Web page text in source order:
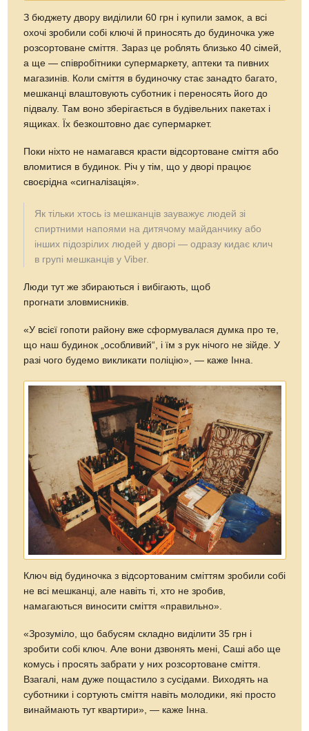
З бюджету двору виділили 60 грн і купили замок, а всі
охочі зробили собі ключі й приносять до будиночка уже
розсортоване сміття. Зараз це роблять близько 40 сімей,
а ще — співробітники супермаркету, аптеки та пивних
магазинів. Коли сміття в будиночку стає занадто багато,
мешканці влаштовують суботник і переносять його до
підвалу. Там воно зберігається в будівельних пакетах і
ящиках. Їх безкоштовно дає супермаркет.
Поки ніхто не намагався красти відсортоване сміття або
вломитися в будинок. Річ у тім, що у дворі працює
своєрідна «сигналізація».
Як тільки хтось із мешканців зауважує людей зі
спиртними напоями на дитячому майданчику або
інших підозрілих людей у дворі — одразу кидає клич
в групі мешканців у Viber.
Люди тут же збираються і вибігають, щоб
прогнати зловмисників.
«У всієї гопоти району вже сформувалася думка про те,
що наш будинок „особливий“, і їм з рук нічого не зійде. У
разі чого будемо викликати поліцію», — каже Інна.
Ключ від будиночка з відсортованим сміттям зробили собі
не всі мешканці, але навіть ті, хто не зробив,
намагаються виносити сміття «правильно».
«Зрозуміло, що бабусям складно виділити 35 грн і
зробити собі ключ. Але вони дзвонять мені, Саші або ще
комусь і просять забрати у них розсортоване сміття.
Взагалі, нам дуже пощастило з сусідами. Виходять на
суботники і сортують сміття навіть молодики, які просто
винаймають тут квартири», — каже Інна.